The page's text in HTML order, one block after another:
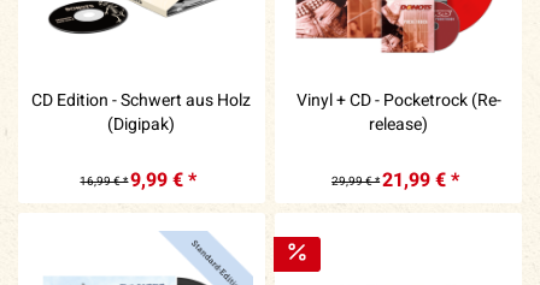
CD Edition - Schwert aus Holz
(Digipak)
16,99 € *9,99 € *
Vinyl + CD - Pocketrock (Re-
release)
29,99 € *21,99 € *